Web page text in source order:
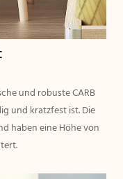
und robuste CARB
und kratzfest ist. Die
haben eine Höhe von